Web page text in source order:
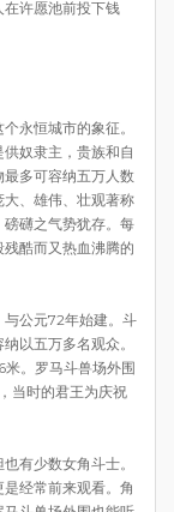
许愿池前投下钱
永恒城市的象征。
奴隶主，贵族和自
多可容纳五万人数
、雄伟、壮观著称
礴之气势犹存。每
酷而又热血沸腾的
公元72年始建。斗
以五万多名观众。
米。罗马斗兽场外围
当时的君王为庆祝
有少数女角斗士。
经常前来观看。角